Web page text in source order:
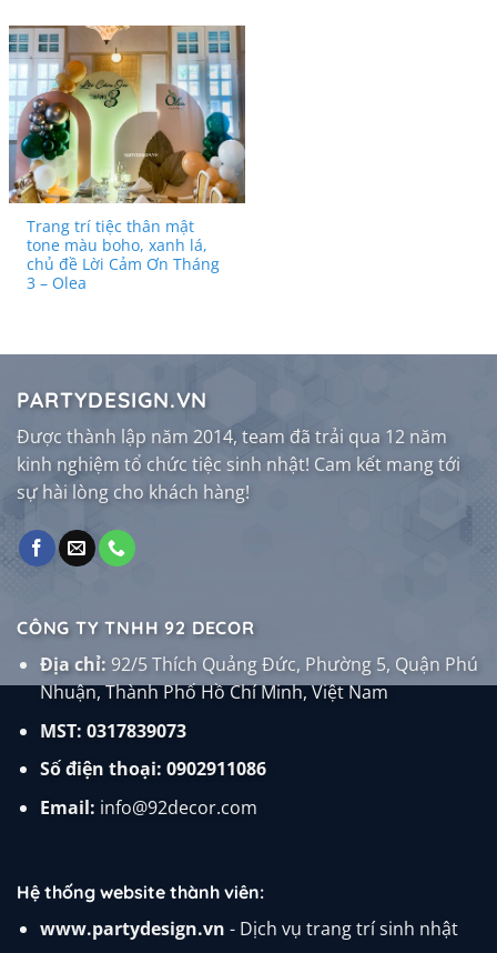
Trang trí tiệc thân mật
tone màu boho, xanh lá,
chủ đề Lời Cảm Ơn Tháng
3 – Olea
PARTYDESIGN.VN
Được thành lập năm 2014, team đã trải qua 12 năm
kinh nghiệm tổ chức tiệc sinh nhật! Cam kết mang tới
sự hài lòng cho khách hàng!
CÔNG TY TNHH 92 DECOR
Địa chỉ: 92/5 Thích Quảng Đức, Phường 5, Quận Phú
Nhuận, Thành Phố Hồ Chí Minh, Việt Nam
MST: 0317839073
Số điện thoại: 0902911086
Email: info@92decor.com
Hệ thống website thành viên:
www.partydesign.vn - Dịch vụ trang trí sinh nhật